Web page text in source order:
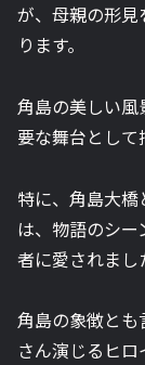
が、母親の形
ります。
角島の美しい
要な舞台として
特に、角島大
は、物語のシ
者に愛されまし
角島の象徴とも
さん演じるヒ